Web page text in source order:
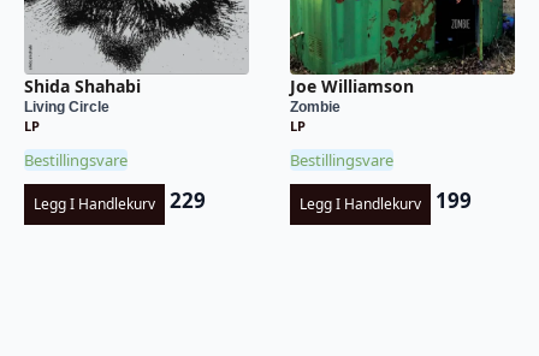
Shida Shahabi
Living Circle
LP
Bestillingsvare
Legg I Handlekurv 229
Joe Williamson
Zombie
LP
Bestillingsvare
Legg I Handlekurv 199